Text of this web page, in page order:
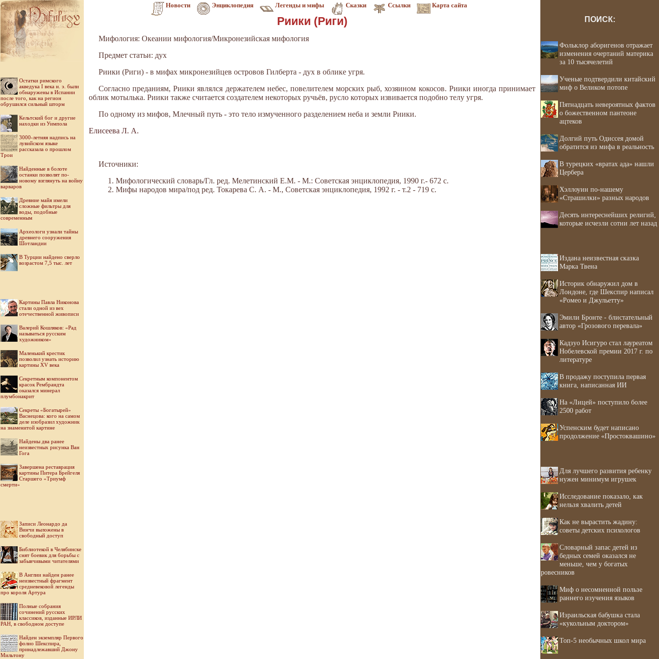
Новости Энциклопедия Легенды и мифы Сказки Ссылки Карта сайта
Остатки римского
акведука I века н. э. были
обнаружены в Испании
после того, как на регион
обрушился сильный шторм
Кельтский бог и другие
находки из Уимпола
3000-летняя надпись на
лувийском языке
рассказала о прошлом
Трои
Найденные в болоте
останки позволят по-
новому взглянуть на войну
варваров
Древние майя имели
сложные фильтры для
воды, подобные
современным
Археологи узнали тайны
древнего сооружения
Шотландии
В Турции найдено сверло
возрастом 7,5 тыс. лет
Картины Павла Никонова
стали одной из вех
отечественной живописи
Валерий Кошляков: «Рад
называться русским
художником»
Маленький крестик
позволил узнать историю
картины XV века
Секретным компонентом
красок Рембрандта
оказался минерал
плумбонакрит
Секреты «Богатырей»
Васнецова: кого на самом
деле изобразил художник
на знаменитой картине
Найдены два ранее
неизвестных рисунка Ван
Гога
Завершена реставрация
картины Питера Брейгеля
Старшего «Триумф
смерти»
Записи Леонардо да
Винчи выложены в
свободный доступ
Библиотекой в Челябинске
снят боевик для борьбы с
забывчивыми читателями
В Англии найден ранее
неизвестный фрагмент
средневековой легенды
про короля Артура
Полные собрания
сочинений русских
классиков, изданные ИРЛИ
РАН, в свободном доступе
Найден экземпляр Первого
фолио Шекспира,
принадлежавший Джону
Мильтону
Риики (Риги)
Мифология: Океании мифология/Микронезийская мифология
Предмет статьи: дух
Риики (Риги) - в мифах микронезийцев островов Гилберта - дух в облике угря.
Согласно преданиям, Риики являлся держателем небес, повелителем морских рыб, хозяином кокосов. Риики иногда принимает
облик мотылька. Риики также считается создателем некоторых ручьёв, русло которых извивается подобно телу угря.
По одному из мифов, Млечный путь - это тело измученного разделением неба и земли Риики.
Елисеева Л. А.
Источники:
Мифологический словарь/Гл. ред. Мелетинский Е.М. - М.: Советская энциклопедия, 1990 г.- 672 с.
Мифы народов мира/под ред. Токарева С. А. - М., Советская энциклопедия, 1992 г. - т.2 - 719 с.
ПОИСК:
Фольклор аборигенов отражает
изменения очертаний материка
за 10 тысячелетий
Ученые подтвердили китайский
миф о Великом потопе
Пятнадцать невероятных фактов
о божественном пантеоне
ацтеков
Долгий путь Одиссея домой
обратится из мифа в реальность
В турецких «вратах ада» нашли
Цербера
Хэллоуин по-нашему
«Страшилки» разных народов
Десять интереснейших религий,
которые исчезли сотни лет назад
Издана неизвестная сказка
Марка Твена
Историк обнаружил дом в
Лондоне, где Шекспир написал
«Ромео и Джульетту»
Эмили Бронте - блистательный
автор «Грозового перевала»
Кадзуо Исигуро стал лауреатом
Нобелевской премии 2017 г. по
литературе
В продажу поступила первая
книга, написанная ИИ
На «Лицей» поступило более
2500 работ
Успенским будет написано
продолжение «Простоквашино»
Для лучшего развития ребенку
нужен минимум игрушек
Исследование показало, как
нельзя хвалить детей
Как не вырастить жадину:
советы детских психологов
Словарный запас детей из
бедных семей оказался не
меньше, чем у богатых
ровесников
Миф о несомненной пользе
раннего изучения языков
Израильская бабушка стала
«кукольным доктором»
Топ-5 необычных школ мира